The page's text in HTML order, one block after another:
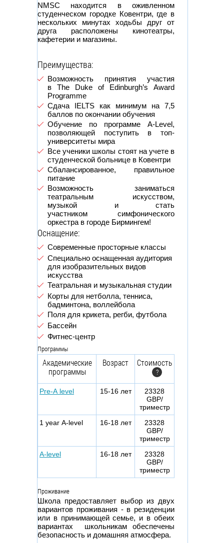
NMSC находится в оживленном
студенческом городке Ковентри, где в
нескольких минутах ходьбы друг от
друга расположены кинотеатры,
кафетерии и магазины.
Преимущества:
Возможность принятия участия
в The Duke of Edinburgh’s Award
Programme
Сдача IELTS как минимум на 7,5
баллов по окончании обучения
Обучение по программе A-Level,
позволяющей поступить в топ-
университеты мира
Все ученики школы стоят на учете в
студенческой больнице в Ковентри
Сбалансированное, правильное
питание
Возможность заниматься
театральным искусством,
музыкой и стать
участником симфонического
оркестра в городе Бирмингем!
Оснащение:
Современные просторные классы
Специально оснащенная аудитория
для изобразительных видов
искусства
Театральная и музыкальная студии
Корты для нетболла, тенниса,
бадминтона, воллейбола
Поля для крикета, регби, футбола
Бассейн
Фитнес-центр
Программы
Академические
программы
Возраст Стоимость
?
Pre-A level 15-16 лет
23328
GBP/
триместр
1 year A-level
16-18 лет
23328
GBP/
триместр
A-level
16-18 лет
23328
GBP/
триместр
Проживание
Школа предоставляет выбор из двух
вариантов проживания - в резиденции
или в принимающей семье, и в обеих
вариантах школьникам обеспечены
безопасность и домашняя атмосфера.